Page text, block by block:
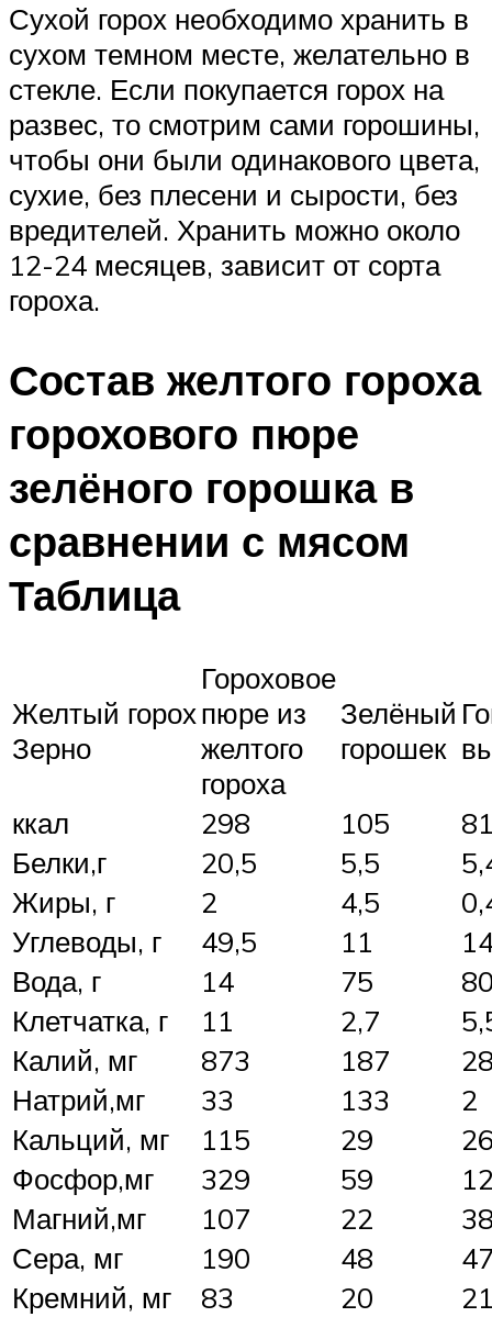
Сухой горох необходимо хранить в
сухом темном месте, желательно в
стекле. Если покупается горох на
развес, то смотрим сами горошины,
чтобы они были одинакового цвета,
сухие, без плесени и сырости, без
вредителей. Хранить можно около
12-24 месяцев, зависит от сорта
гороха.
Состав желтого гороха
горохового пюре
зелёного горошка в
сравнении с мясом
Таблица
Желтый горох
Зерно
Гороховое
пюре из
желтого
гороха
Зелёный
горошек
ккал 298 105
Белки,г
20,5 5,5
Жиры, г
2 4,5
Углеводы, г
49,5 11
Вода, г
14 75
Клетчатка, г
11 2,7
Калий, мг
873 187
Натрий,мг
33 133
2
Кальций, мг
115 29
Фосфор,мг
329 59
Магний,мг
107 22
Сера, мг
190 48
Кремний, мг
83 20